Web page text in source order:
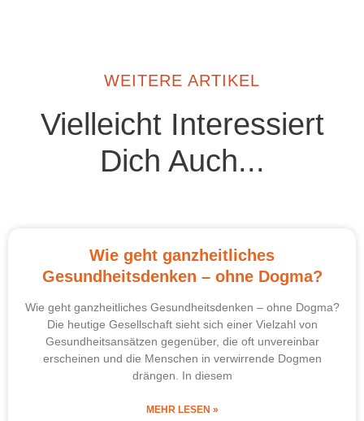
WEITERE ARTIKEL
Vielleicht Interessiert
Dich Auch...
Wie geht ganzheitliches
Gesundheitsdenken – ohne Dogma?
Wie geht ganzheitliches Gesundheitsdenken – ohne Dogma?
Die heutige Gesellschaft sieht sich einer Vielzahl von
Gesundheitsansätzen gegenüber, die oft unvereinbar
erscheinen und die Menschen in verwirrende Dogmen
drängen. In diesem
MEHR LESEN »